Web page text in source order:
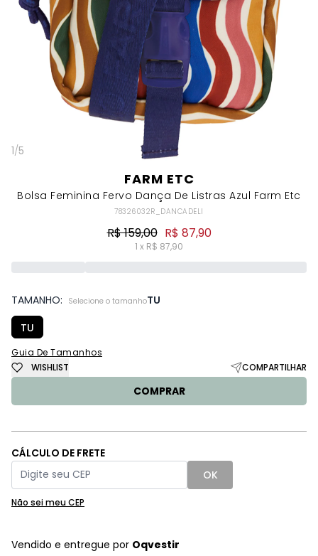
1/5
FARM ETC
Bolsa Feminina Fervo Dança De Listras Azul Farm Etc
78326032R_DANCADELI
R$ 159,00 R$ 87,90
1 x R$ 87,90
TAMANHO: Selecione o tamanhoTU
TU
COMPRAR
WISHLIST COMPARTILHAR
Guia De Tamanhos
CÁLCULO DE FRETE
OK
Não sei meu CEP
Vendido e entregue por Oqvestir